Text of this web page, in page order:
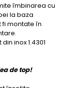
îmbinarea cu
la baza
fi montate în
inox 1.4301
de top!